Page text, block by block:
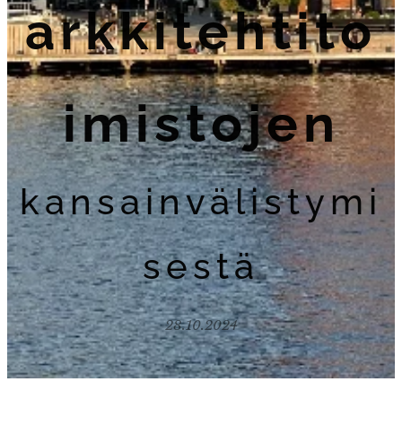
arkkitehtito
imistojen
kansainvälistymi
sestä
28.10.2024